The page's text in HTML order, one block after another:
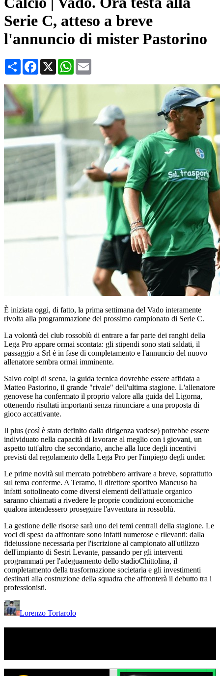
Serie C, atteso a breve
l'annuncio di mister Pastorino
CondividiFacebook
X WhatsApp
È iniziata oggi, di fatto, la prima settimana del Vado interamente
rivolta alla programmazione del prossimo campionato di Serie C.
La volontà del club rossoblù di entrare a far parte dei ranghi della
Lega Pro appare ormai scontata: gli stipendi sono stati saldati, il
passaggio a Srl è in fase di completamento e l'annuncio del nuovo
allenatore sembra ormai imminente.
Salvo colpi di scena, la guida tecnica dovrebbe essere affidata a
Matteo Pastorino, il grande "rivale" dell'ultima stagione. L'allenatore
genovese ha confermato il proprio valore alla guida del Ligorna,
ottenendo risultati importanti senza rinunciare a una proposta di
gioco accattivante.
Il plus (così è stato definito dalla dirigenza vadese) potrebbe essere
individuato nella capacità di lavorare al meglio con i giovani, un
aspetto tutt'altro che secondario, anche alla luce degli incentivi
previsti dal regolamento della Lega Pro per l'impiego degli under.
Le prime novità sul mercato potrebbero arrivare a breve, soprattutto
sul tema conferme. A Teramo, il direttore sportivo Mancuso ha
infatti sottolineato come diversi elementi dell'attuale organico
saranno chiamati a rivedere le proprie condizioni economiche
qualora intendessero proseguire l'avventura in rossoblù.
La gestione delle risorse sarà uno dei temi centrali della stagione. Le
voci di spesa da affrontare sono infatti numerose e rilevanti: dalla
fideiussione necessaria per l'iscrizione al campionato all'utilizzo
dell'impianto di Sestri Levante, passando per gli interventi
programmati per l'adeguamento dello stadioChittolina, il
completamento della trasformazione societaria e gli investimenti
destinati alla costruzione della squadra che affronterà il debutto tra i
professionisti.
Lorenzo Tortarolo